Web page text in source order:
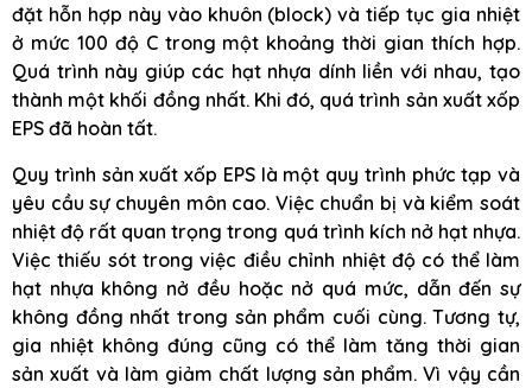
đặt hỗn hợp này vào khuôn (block) và tiếp tục gia nhiệt
ở mức 100 độ C trong một khoảng thời gian thích hợp.
Quá trình này giúp các hạt nhựa dính liền với nhau, tạo
thành một khối đồng nhất. Khi đó, quá trình sản xuất xốp
EPS đã hoàn tất.
Quy trình sản xuất xốp EPS là một quy trình phức tạp và
yêu cầu sự chuyên môn cao. Việc chuẩn bị và kiểm soát
nhiệt độ rất quan trọng trong quá trình kích nở hạt nhựa.
Việc thiếu sót trong việc điều chỉnh nhiệt độ có thể làm
hạt nhựa không nở đều hoặc nở quá mức, dẫn đến sự
không đồng nhất trong sản phẩm cuối cùng. Tương tự,
gia nhiệt không đúng cũng có thể làm tăng thời gian
sản xuất và làm giảm chất lượng sản phẩm. Vì vậy cần